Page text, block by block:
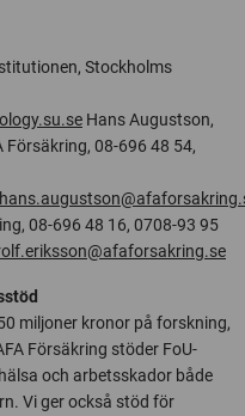
Stockholms
Hans Augustson,
Försäkring, 08-696 48 54,
08-696 48 16, 0708-93 95
miljoner kronor på forskning,
Försäkring stöder FoU-
och arbetsskador både
Vi ger också stöd för